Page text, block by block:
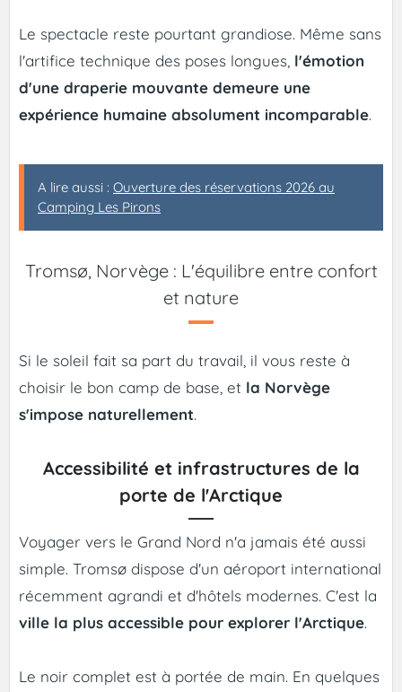
Le spectacle reste pourtant grandiose. Même sans
l'artifice technique des poses longues, l'émotion
d'une draperie mouvante demeure une
expérience humaine absolument incomparable.
A lire aussi : Ouverture des réservations 2026 au
Camping Les Pirons
Tromsø, Norvège : L'équilibre entre confort
et nature
Si le soleil fait sa part du travail, il vous reste à
choisir le bon camp de base, et la Norvège
s'impose naturellement.
Accessibilité et infrastructures de la
porte de l'Arctique
Voyager vers le Grand Nord n'a jamais été aussi
simple. Tromsø dispose d'un aéroport international
récemment agrandi et d'hôtels modernes. C'est la
ville la plus accessible pour explorer l'Arctique.
Le noir complet est à portée de main. En quelques